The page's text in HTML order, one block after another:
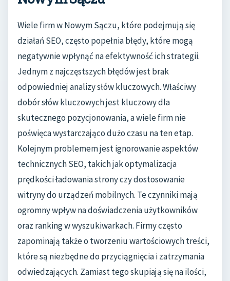
Wiele firm w Nowym Sączu, które podejmują się
działań SEO, często popełnia błędy, które mogą
negatywnie wpłynąć na efektywność ich strategii.
Jednym z najczęstszych błędów jest brak
odpowiedniej analizy słów kluczowych. Właściwy
dobór słów kluczowych jest kluczowy dla
skutecznego pozycjonowania, a wiele firm nie
poświęca wystarczająco dużo czasu na ten etap.
Kolejnym problemem jest ignorowanie aspektów
technicznych SEO, takich jak optymalizacja
prędkości ładowania strony czy dostosowanie
witryny do urządzeń mobilnych. Te czynniki mają
ogromny wpływ na doświadczenia użytkowników
oraz ranking w wyszukiwarkach. Firmy często
zapominają także o tworzeniu wartościowych treści,
które są niezbędne do przyciągnięcia i zatrzymania
odwiedzających. Zamiast tego skupiają się na ilości,